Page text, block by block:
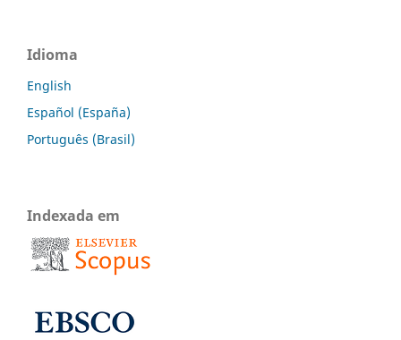
Idioma
English
Español (España)
Português (Brasil)
Indexada em